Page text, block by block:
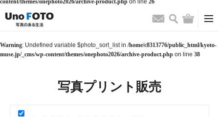
content/themes/onephoto2026/archive-product.php on line 26
お問い合わせ
検索 バッグ
Warning: Undefined variable $photo_sort_list in /home/c8313776/public_html/kyoto-
muse.jp/_cms/wp-content/themes/onephoto2026/archive-product.php on line 38
写真プリント販売